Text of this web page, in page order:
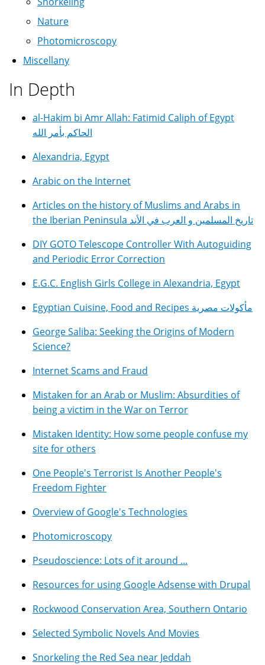
Nature
Photomicroscopy
Miscellany
In Depth
al-Hakim bi Amr Allah: Fatimid Caliph of Egypt
الحاكم بأمر الله
Alexandria, Egypt
Arabic on the Internet
Articles on the history of Muslims and Arabs in
the Iberian Peninsula تاريخ المسلمين و العرب في الأند
DIY GOTO Telescope Controller With Autoguiding
and Periodic Error Correction
E.G.C. English Girls College in Alexandria, Egypt
Egyptian Cuisine, Food and Recipes مأكولات مصرية
George Saliba: Seeking the Origins of Modern
Science?
Internet Scams and Fraud
Mistaken for an Arab or Muslim: Absurdities of
being a victim in the War on Terror
Mistaken Identity: How some people confuse my
site for others
One People's Terrorist Is Another People's
Freedom Fighter
Overview of Google's Technologies
Photomicroscopy
Pseudoscience: Lots of it around ...
Resources for using Google Adsense with Drupal
Rockwood Conservation Area, Southern Ontario
Selected Symbolic Novels And Movies
Snorkeling the Red Sea near Jeddah